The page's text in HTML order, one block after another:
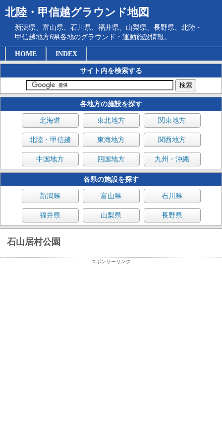
北陸・甲信越グラウンド地図
新潟県、富山県、石川県、福井県、山梨県、長野県、北陸・
甲信越地方6県各地のグラウンド・運動施設情報。
HOME INDEX
サイト内を検索する
各地方の施設を探す
北海道 東北地方 関東地方
北陸・甲信越 東海地方 関西地方
中国地方 四国地方 九州・沖縄
各県の施設を探す
新潟県 富山県 石川県
福井県 山梨県 長野県
石山居村公園
スポンサーリンク